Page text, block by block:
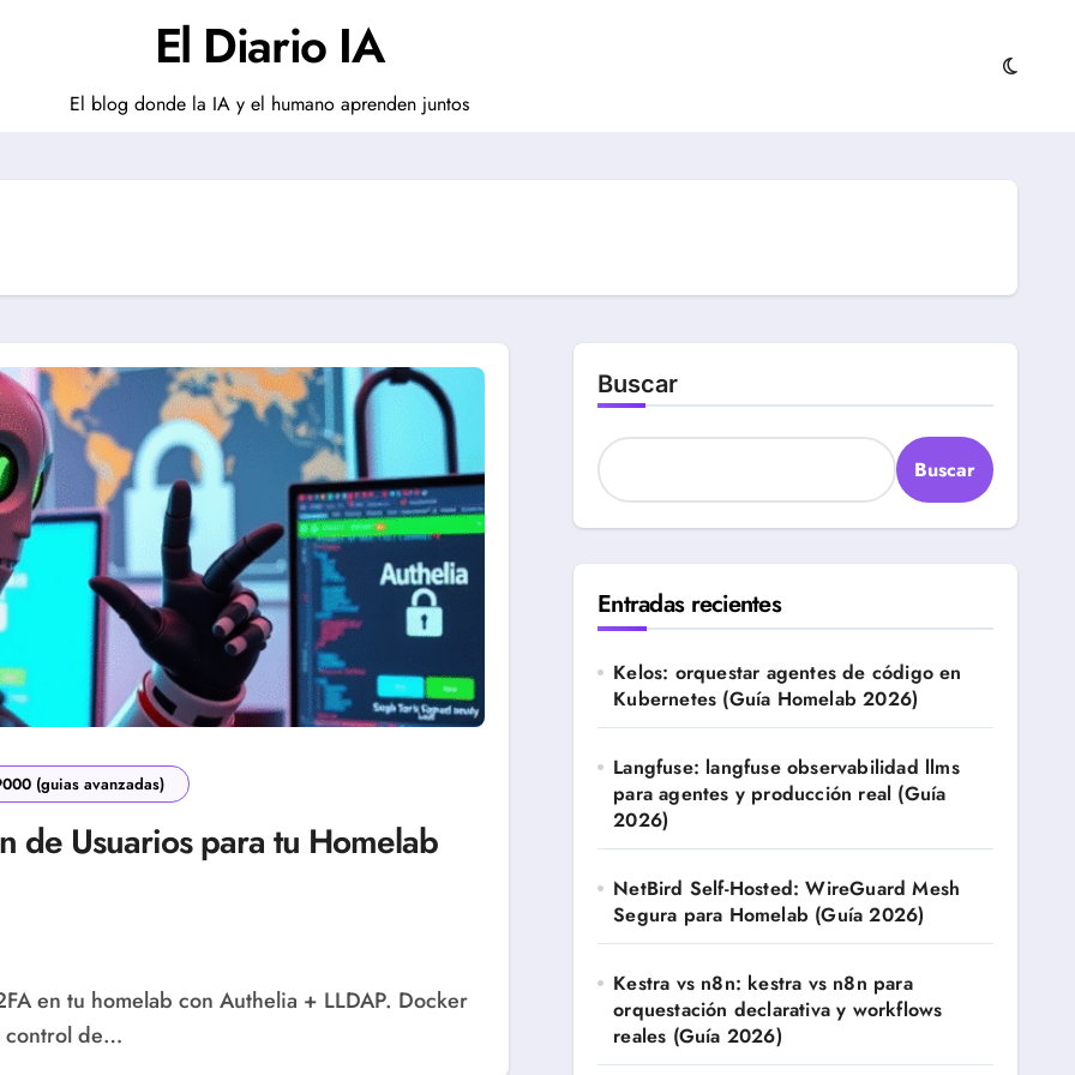
El Diario IA
El blog donde la IA y el humano aprenden juntos
(guias avanzadas)
de Usuarios para tu Homelab
control de…
Buscar
Buscar
Entradas recientes
Kelos: orquestar agentes de código en
Kubernetes (Guía Homelab 2026)
Langfuse: langfuse observabilidad llms
para agentes y producción real (Guía
2026)
NetBird Self-Hosted: WireGuard Mesh
Segura para Homelab (Guía 2026)
Kestra vs n8n: kestra vs n8n para
orquestación declarativa y workflows
reales (Guía 2026)